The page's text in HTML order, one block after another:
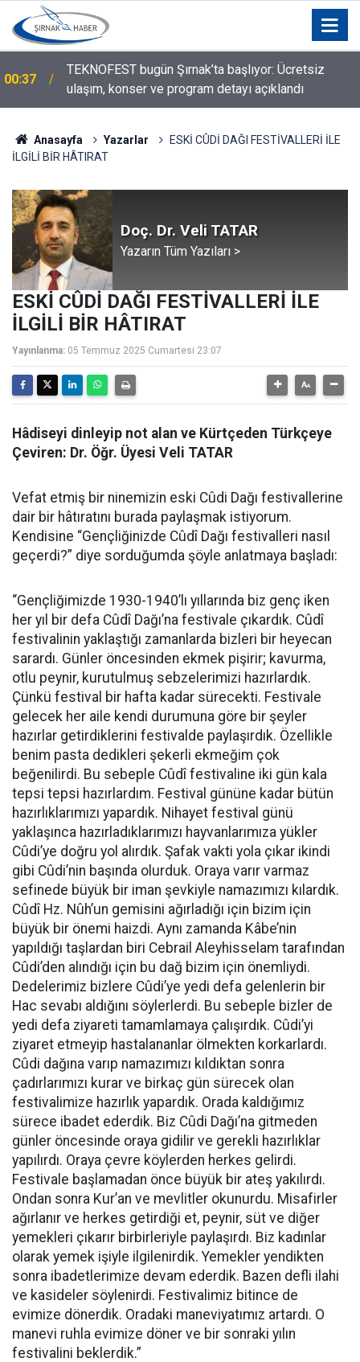
00:37
TEKNOFEST bugün Şırnak’ta başlıyor: Ücretsiz
ulaşım, konser ve program detayı açıklandı
Anasayfa Yazarlar
ESKİ CÛDİ DAĞI FESTİVALLERİ İLE
İLGİLİ BİR HÂTIRAT
Doç. Dr. Veli TATAR
Yazarın Tüm Yazıları >
ESKİ CÛDİ DAĞI FESTİVALLERİ İLE
İLGİLİ BİR HÂTIRAT
Yayınlanma: 05 Temmuz 2025 Cumartesi 23:07
Hâdiseyi dinleyip not alan ve Kürtçeden Türkçeye
Çeviren: Dr. Öğr. Üyesi Veli TATAR
Vefat etmiş bir ninemizin eski Cûdi Dağı festivallerine
dair bir hâtıratını burada paylaşmak istiyorum.
Kendisine “Gençliğinizde Cûdî Dağı festivalleri nasıl
geçerdi?” diye sorduğumda şöyle anlatmaya başladı:
“Gençliğimizde 1930-1940’lı yıllarında biz genç iken
her yıl bir defa Cûdî Dağı’na festivale çıkardık. Cûdî
festivalinin yaklaştığı zamanlarda bizleri bir heyecan
sarardı. Günler öncesinden ekmek pişirir; kavurma,
otlu peynir, kurutulmuş sebzelerimizi hazırlardık.
Çünkü festival bir hafta kadar sürecekti. Festivale
gelecek her aile kendi durumuna göre bir şeyler
hazırlar getirdiklerini festivalde paylaşırdık. Özellikle
benim pasta dedikleri şekerli ekmeğim çok
beğenilirdi. Bu sebeple Cûdî festivaline iki gün kala
tepsi tepsi hazırlardım. Festival gününe kadar bütün
hazırlıklarımızı yapardık. Nihayet festival günü
yaklaşınca hazırladıklarımızı hayvanlarımıza yükler
Cûdi’ye doğru yol alırdık. Şafak vakti yola çıkar ikindi
gibi Cûdi’nin başında olurduk. Oraya varır varmaz
sefinede büyük bir iman şevkiyle namazımızı kılardık.
Cûdî Hz. Nûh’un gemisini ağırladığı için bizim için
büyük bir önemi haizdi. Aynı zamanda Kâbe’nin
yapıldığı taşlardan biri Cebrail Aleyhisselam tarafından
Cûdi’den alındığı için bu dağ bizim için önemliydi.
Dedelerimiz bizlere Cûdi’ye yedi defa gelenlerin bir
Hac sevabı aldığını söylerlerdi. Bu sebeple bizler de
yedi defa ziyareti tamamlamaya çalışırdık. Cûdi’yi
ziyaret etmeyip hastalananlar ölmekten korkarlardı.
Cûdi dağına varıp namazımızı kıldıktan sonra
çadırlarımızı kurar ve birkaç gün sürecek olan
festivalimize hazırlık yapardık. Orada kaldığımız
sürece ibadet ederdik. Biz Cûdi Dağı’na gitmeden
günler öncesinde oraya gidilir ve gerekli hazırlıklar
yapılırdı. Oraya çevre köylerden herkes gelirdi.
Festivale başlamadan önce büyük bir ateş yakılırdı.
Ondan sonra Kur’an ve mevlitler okunurdu. Misafirler
ağırlanır ve herkes getirdiği et, peynir, süt ve diğer
yemekleri çıkarır birbirleriyle paylaşırdı. Biz kadınlar
olarak yemek işiyle ilgilenirdik. Yemekler yendikten
sonra ibadetlerimize devam ederdik. Bazen defli ilahi
ve kasideler söylenirdi. Festivalimiz bitince de
evimize dönerdik. Oradaki maneviyatımız artardı. O
manevi ruhla evimize döner ve bir sonraki yılın
festivalini beklerdik.”